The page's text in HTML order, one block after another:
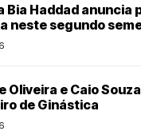
Bia Haddad anuncia
neste segundo
Oliveira e Caio
de Ginástica